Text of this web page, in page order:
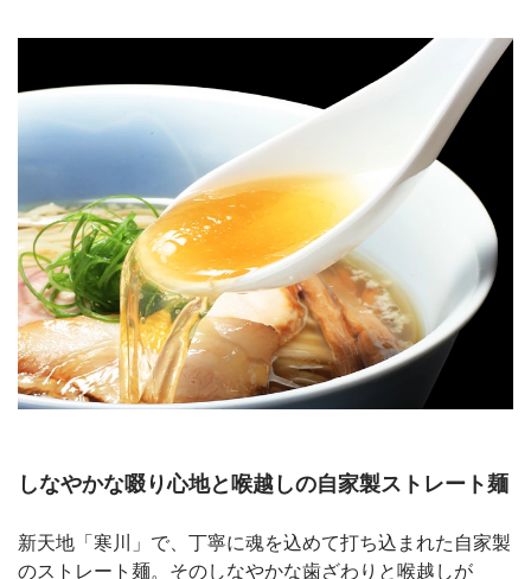
しなやかな啜り心地と喉越しの自家製ストレート麺
新天地「寒川」で、丁寧に魂を込めて打ち込まれた自家製
のストレート麺。そのしなやかな歯ざわりと喉越しが